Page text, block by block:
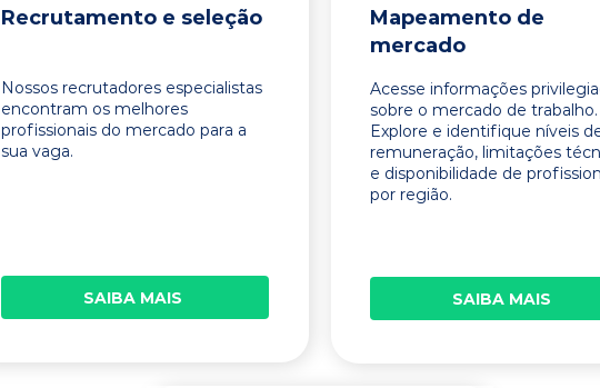
Recrutamento e seleção
Nossos recrutadores especialistas
encontram os melhores
profissionais do mercado para a
sua vaga.
SAIBA MAIS
Mapeamento de
mercado
Acesse informações
sobre o mercado de trabalho.
Explore e identifique níveis
remuneração, limitações
e disponibilidade de
por região.
SAIBA MAIS